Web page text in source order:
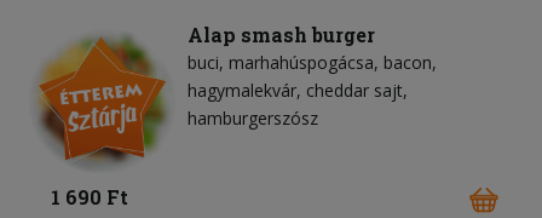
Alap smash burger
buci marhahúspogácsa bacon
hagymalekvár cheddar sajt
hamburgerszósz
1 690 Ft